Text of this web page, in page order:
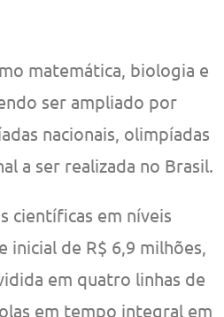
matemática, biologia e
ser ampliado por
nacionais, olimpíadas
a ser realizada no Brasil.
científicas em níveis
de R$ 6,9 milhões,
em quatro linhas de
em tempo integral em